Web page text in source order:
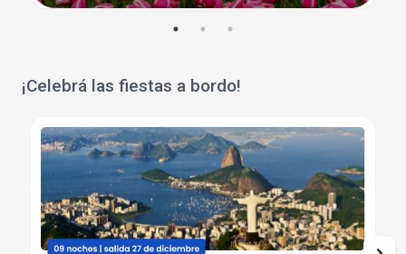
¡Celebrá las fiestas a bordo!